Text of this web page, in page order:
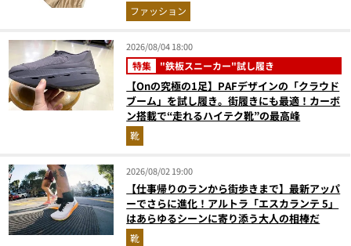
ファッション
2026/08/04 18:00
特集 "鉄板スニーカー"試し履き
【Onの究極の1足】PAFデザインの「クラウド
ブーム」を試し履き。街履きにも最適！カーボ
ン搭載で“走れるハイテク靴”の最高峰
靴
2026/08/02 19:00
【仕事帰りのランから街歩きまで】最新アッパ
ーでさらに進化！アルトラ「エスカランテ 5」
はあらゆるシーンに寄り添う大人の相棒だ
靴